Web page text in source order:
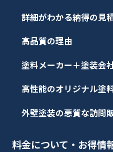
詳細がわかる納得の見
高品質の理由
塗料メーカー＋塗装会
高性能のオリジナル塗
外壁塗装の悪質な訪問
料金について・お得情